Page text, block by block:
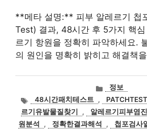
**메타 설명:** 피부 알레르기 첩
Test) 결과, 48시간 후 5가지 핵심
르기 항원을 정확히 파악하세요.
의 원인을 명확히 밝히고 해결책
카
테
고
리
정보
태
그
48시간패치테스트 ,
르기유발물질찾기
, 알레르기피부염
원분석
, 정확한결과해석 , 첩포검사